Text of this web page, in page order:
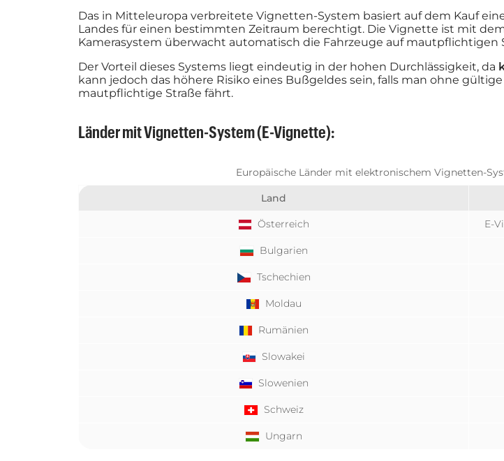
Das in Mitteleuropa verbreitete Vignetten-System basiert auf dem Kauf
Landes für einen bestimmten Zeitraum berechtigt. Die Vignette ist mit
Kamerasystem überwacht automatisch die Fahrzeuge auf
Der Vorteil dieses Systems liegt eindeutig in der hohen Durchlässigkeit, da
kann jedoch das höhere Risiko eines Bußgeldes sein, falls man ohne
mautpflichtige Straße fährt.
Länder mit Vignetten-System (E-Vignette):
Europäische Länder mit elektronischem Vignetten-
Land
Österreich E-
Bulgarien
Tschechien
Moldau
Rumänien
Slowakei
Slowenien
Schweiz
Ungarn